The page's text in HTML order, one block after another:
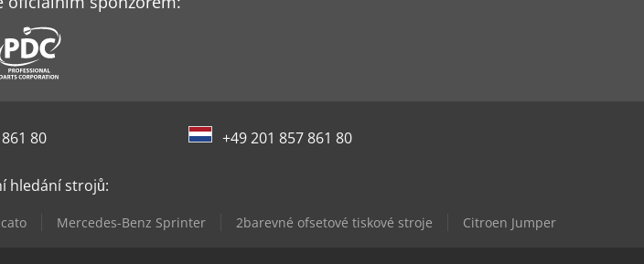
80 +49 201 857 861 80
hledání strojů:
Mercedes-Benz Sprinter 2barevné ofsetové tiskové stroje Citroen Jumper